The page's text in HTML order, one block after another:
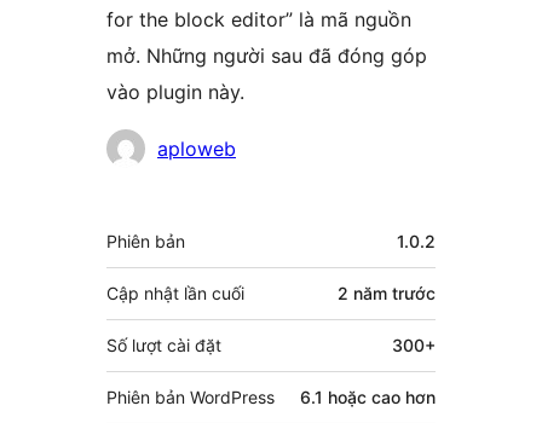
for the block editor” là mã nguồn
mở. Những người sau đã đóng góp
vào plugin này.
Những
góp
aploweb
Meta
Phiên bản 1.0.2
Cập nhật lần cuối 2 năm trước
Số lượt cài đặt 300+
Phiên bản WordPress 6.1 hoặc cao hơn